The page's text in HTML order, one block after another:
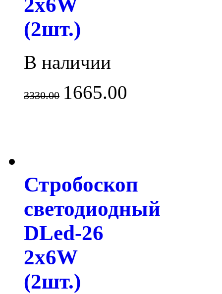
(2шт.)
В наличии
3330.00 1665.00
Стробоскоп
светодиодный
DLed-26
2x6W
(2шт.)